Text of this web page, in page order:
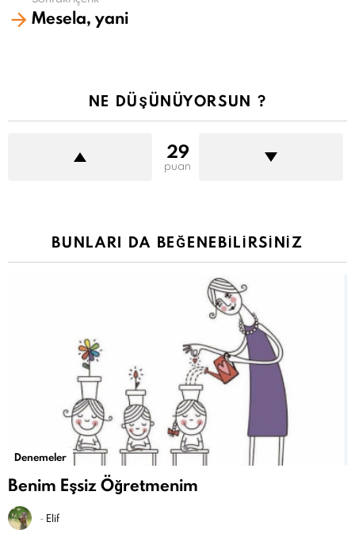
Mesela, yani
NE DÜŞÜNÜYORSUN ?
29
puan
BUNLARI DA BEĞENEBILIRSINIZ
Denemeler
Benim Eşsiz Öğretmenim
- Elif